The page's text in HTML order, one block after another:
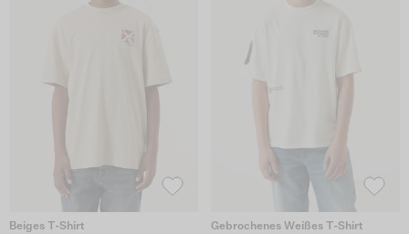
Beiges T-Shirt Gebrochenes Weißes T-Shirt